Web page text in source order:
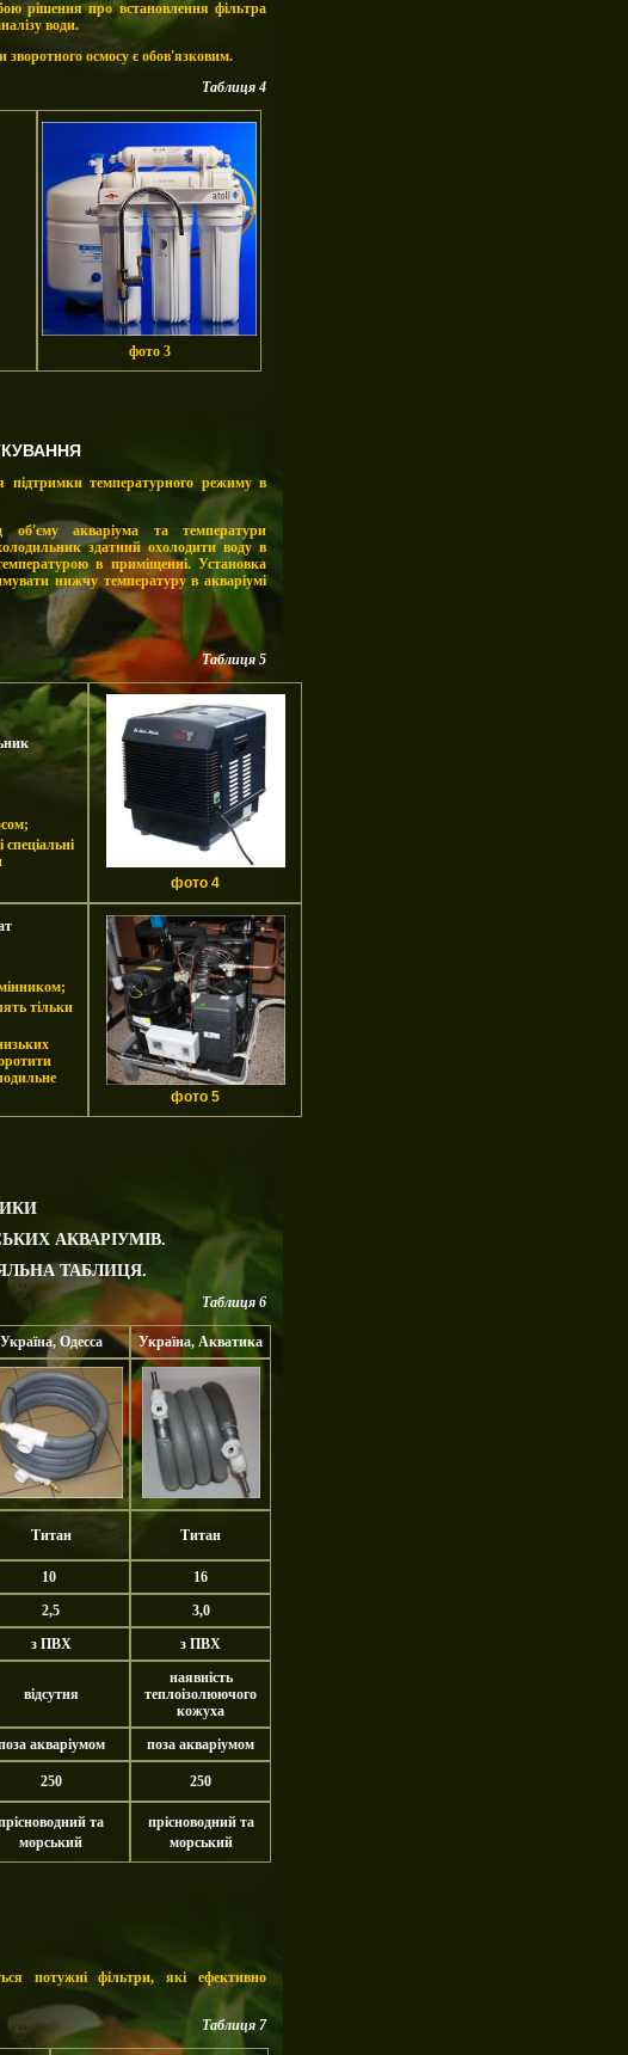
рішення про встановлення фільтра
води.
зворотного осмосу є обов'язковим.
Таблиця 4
фото 3
температурного режиму в
об'єму акваріума та температури
здатний охолодити воду в
в приміщенні. Установка
нижчу температуру в акваріумі
Таблиця 5
фото 4
тільки
фото 5
АКВАРІУМІВ.
ТАБЛИЦЯ.
Таблиця 6
Україна, Одесса Україна, Акватика
Титан Титан
10
16
2,5
3,0
з ПВХ з ПВХ
відсутня
наявність
теплоізолюючого
кожуха
акваріумом поза акваріумом
250 250
та
морський
прісноводний та
морський
потужні фільтри, які ефективно
Таблиця 7